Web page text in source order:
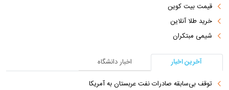
قیمت بیت کوین
خرید طلا آنلاین
شیمی مبتکران
آخرین اخبار
اخبار دانشگاه
توقف بی‌سابقه صادرات نفت عربستان به آمریکا